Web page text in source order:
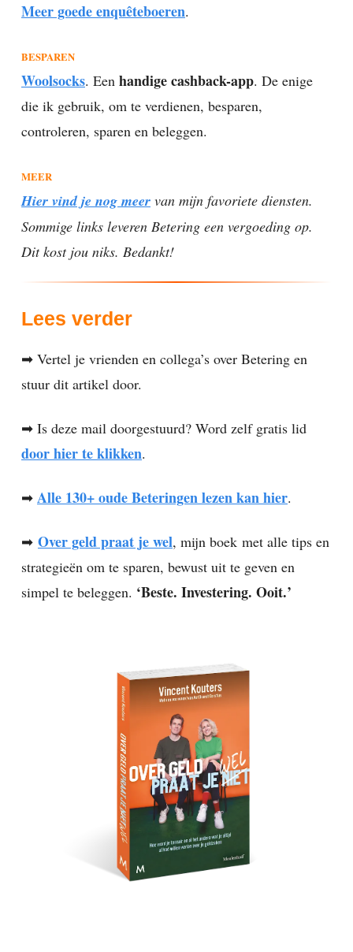
Meer goede enquêteboeren.
BESPAREN
Woolsocks. Een handige cashback-app. De enige
die ik gebruik, om te verdienen, besparen,
controleren, sparen en beleggen.
MEER
Hier vind je nog meer van mijn favoriete diensten.
Sommige links leveren Betering een vergoeding op.
Dit kost jou niks. Bedankt!
Lees verder
➡ Vertel je vrienden en collega’s over Betering en
stuur dit artikel door.
➡ Is deze mail doorgestuurd? Word zelf gratis lid
door hier te klikken.
➡ Alle 130+ oude Beteringen lezen kan hier.
➡ Over geld praat je wel, mijn boek met alle tips en
strategieën om te sparen, bewust uit te geven en
simpel te beleggen. ‘Beste. Investering. Ooit.’